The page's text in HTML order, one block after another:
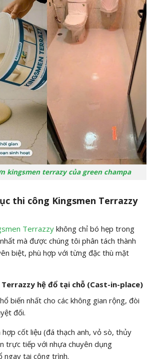
kingsmen terrazy của green champa
thi công Kingsmen Terrazzy
Terrazzy không chỉ bó hẹp trong
mà được chúng tôi phân tách thành
biệt, phù hợp với từng đặc thù mặt
Terrazzy hệ đổ tại chỗ (Cast-in-place)
biến nhất cho các không gian rộng, đòi
đối.
cốt liệu (đá thạch anh, vỏ sò, thủy
trực tiếp với nhựa chuyên dụng
ngay tại công trình.